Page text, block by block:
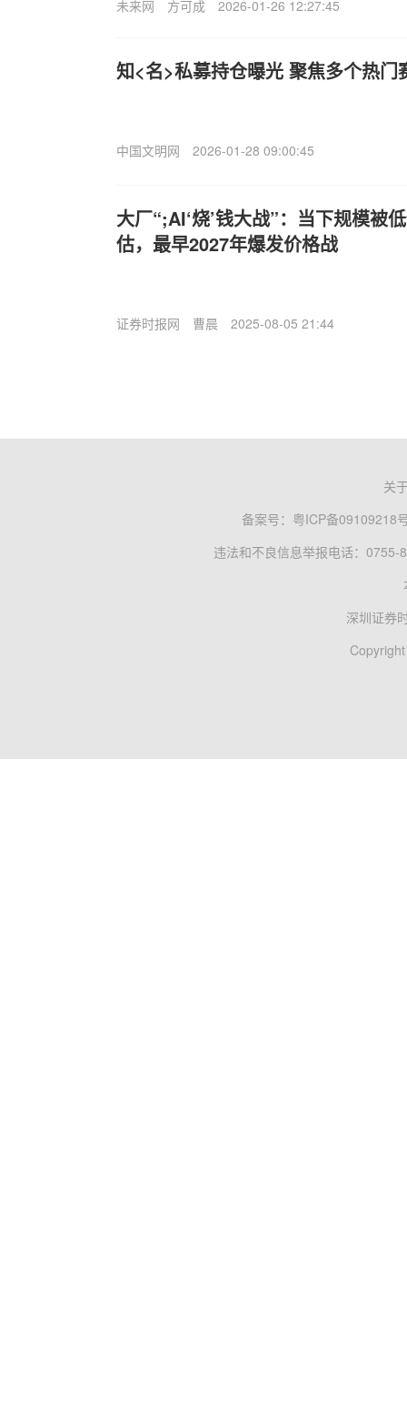
未来网 方可成 2026-01-26 12:27:45
知<名>私募持仓曝光 聚焦多个热门
中国文明网 2026-01-28 09:00:45
大厂“;AI‘烧’钱大战”：当下规模被
估，最早2027年爆发价格战
证券时报网 曹晨 2025-08-05 21:44
关
备案号： 粤ICP备09109218
违法和不良信息举报电话：0755-
深圳证券